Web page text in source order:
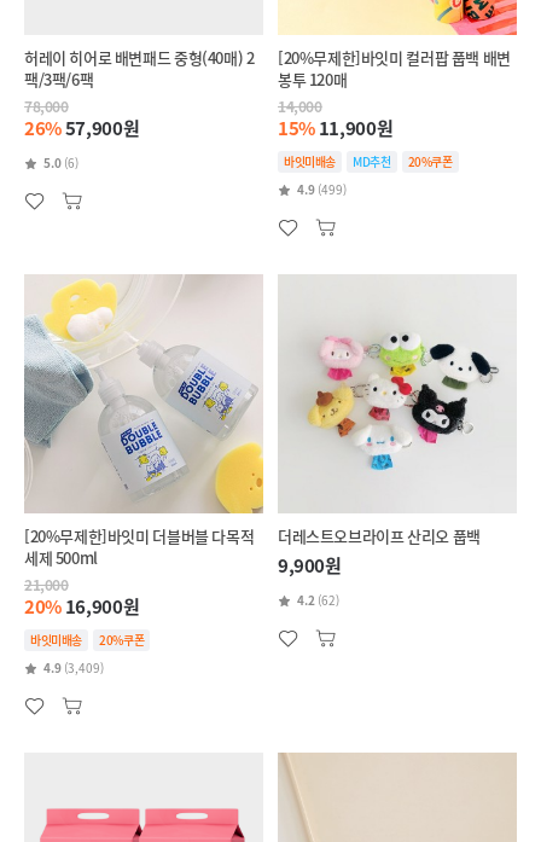
허레이 히어로 배변패드 중형(40매) 2
팩/3팩/6팩
78,000
26%57,900원
5.0 (6)
[20%무제한]바잇미 컬러팝 풉백 배변
봉투 120매
14,000
15%11,900원
바잇미배송 MD추천
20%쿠폰
4.9 (499)
[20%무제한]바잇미 더블버블 다목적
세제 500ml
21,000
20%16,900원
바잇미배송
20%쿠폰
4.9 (3,409)
더레스트오브라이프 산리오 풉백
9,900원
4.2 (62)